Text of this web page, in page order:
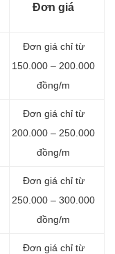
Đơn giá
Đơn giá chỉ từ
150.000 – 200.000
đồng/m
Đơn giá chỉ từ
200.000 – 250.000
đồng/m
Đơn giá chỉ từ
250.000 – 300.000
đồng/m
Đơn giá chỉ từ